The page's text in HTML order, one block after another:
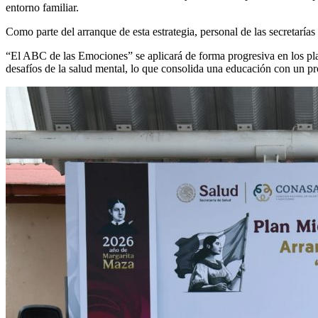
entorno familiar.
Como parte del arranque de esta estrategia, personal de las
“El ABC de las Emociones” se aplicará de forma progresiva en los
desafíos de la salud mental, lo que consolida una educación con un